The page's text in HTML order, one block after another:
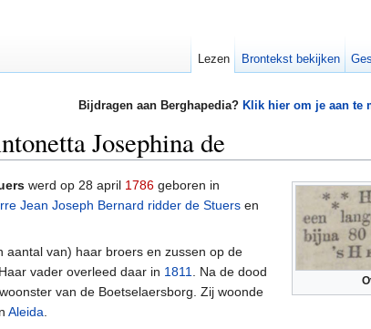
Bijdragen aan Berghapedia? Klik hier om je aan te
Josephina de
werd op 28 april 1786 geboren in
Jean Joseph Bernard ridder de Stuers en
aantal van) haar broers en zussen op de
vader overleed daar in 1811. Na de dood
van de Boetselaersborg. Zij woonde
Aleida.
Lezen Brontekst bekijken